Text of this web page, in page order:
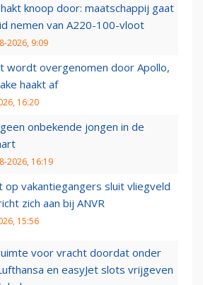
hakt knoop door: maatschappij gaat
nemen van A220-100-vloot
2026, 9:09
wordt overgenomen door Apollo,
haakt af
16:20
onbekende jongen in de
2026, 16:19
op vakantiegangers sluit vliegveld
zich aan bij ANVR
15:56
voor vracht doordat onder
en easyJet slots vrijgeven